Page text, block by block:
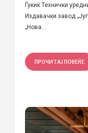
Ѓукиќ Технички
Издавачки завод
„Нова...
ПРОЧИТАЈ ПОВЕЌЕ